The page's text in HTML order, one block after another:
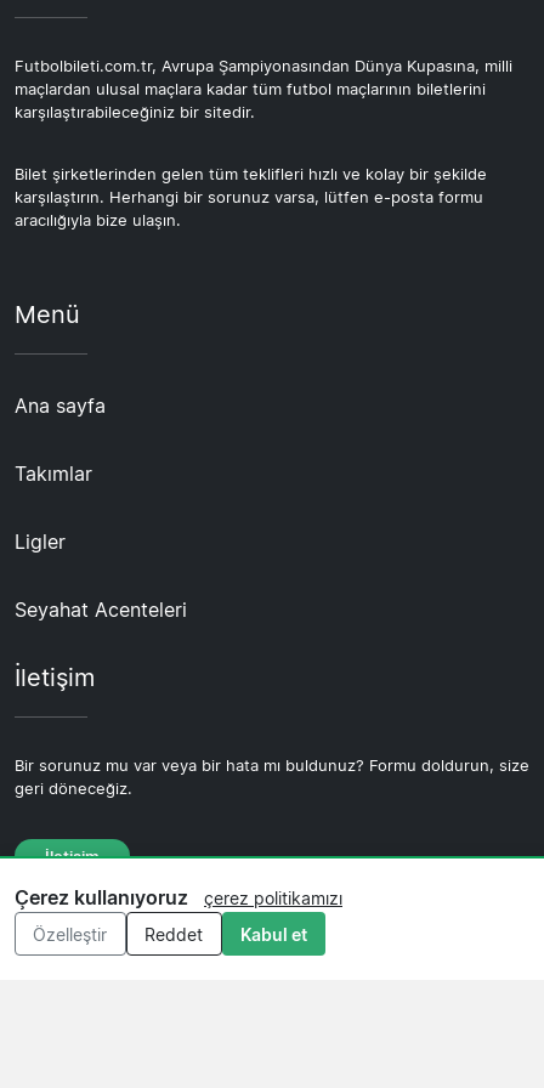
Futbolbileti.com.tr, Avrupa Şampiyonasından Dünya Kupasına, milli
maçlardan ulusal maçlara kadar tüm futbol maçlarının biletlerini
karşılaştırabileceğiniz bir sitedir.
Bilet şirketlerinden gelen tüm teklifleri hızlı ve kolay bir şekilde
karşılaştırın. Herhangi bir sorunuz varsa, lütfen e-posta formu
aracılığıyla bize ulaşın.
Menü
Ana sayfa
Takımlar
Ligler
Seyahat Acenteleri
İletişim
Bir sorunuz mu var veya bir hata mı buldunuz? Formu doldurun, size
geri döneceğiz.
İletişim
Çerez kullanıyoruz
çerez politikamızı
Özelleştir
Reddet Kabul et